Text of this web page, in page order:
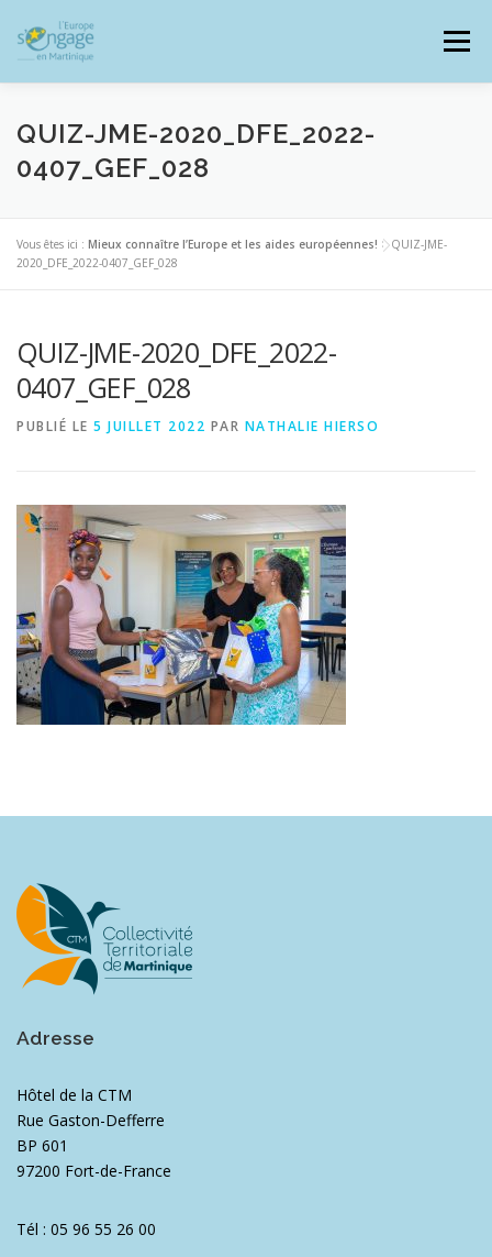
contenu
Menu
RESSOURCES DOCUMENTAIRES
QUIZ-JME-2020_DFE_2022-
0407_GEF_028
Vous êtes ici : Mieux connaître l’Europe et les aides européennes! >QUIZ-JME-
2020_DFE_2022-0407_GEF_028
QUIZ-JME-2020_DFE_2022-
0407_GEF_028
PUBLIÉ LE 5 JUILLET 2022 PAR NATHALIE HIERSO
Adresse
Hôtel de la CTM
Rue Gaston-Defferre
BP 601
97200 Fort-de-France
Tél : 05 96 55 26 00